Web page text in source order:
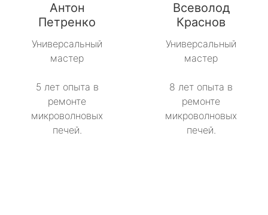
Антон
Петренко
Универсальный
мастер
5 лет опыта в
ремонте
микроволновых
печей.
Всеволод
Краснов
Универсальный
мастер
8 лет опыта в
ремонте
микроволновых
печей.